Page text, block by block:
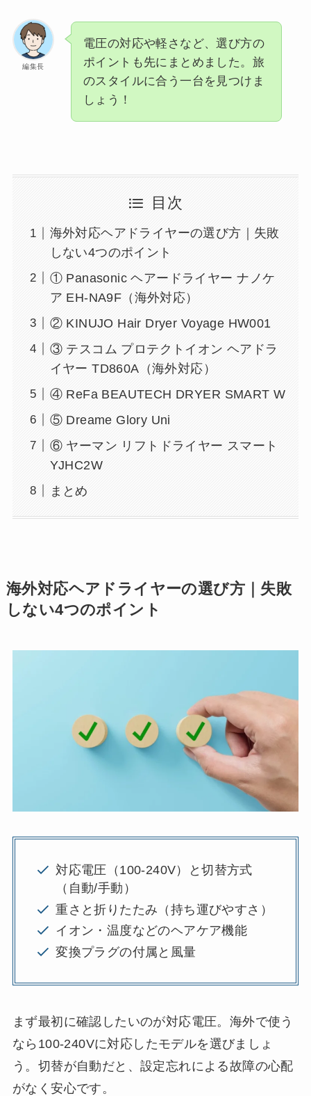
編集長
電圧の対応や軽さなど、選び方の
ポイントも先にまとめました。旅
のスタイルに合う一台を見つけま
しょう！
目次
海外対応ヘアドライヤーの選び方｜失敗
しない4つのポイント
① Panasonic ヘアードライヤー ナノケ
ア EH-NA9F（海外対応）
② KINUJO Hair Dryer Voyage HW001
③ テスコム プロテクトイオン ヘアドラ
イヤー TD860A（海外対応）
④ ReFa BEAUTECH DRYER SMART W
⑤ Dreame Glory Uni
⑥ ヤーマン リフトドライヤー スマート
YJHC2W
まとめ
海外対応ヘアドライヤーの選び方｜失敗
しない4つのポイント
対応電圧（100-240V）と切替方式
（自動/手動）
重さと折りたたみ（持ち運びやすさ）
イオン・温度などのヘアケア機能
変換プラグの付属と風量
まず最初に確認したいのが対応電圧。海外で使う
なら100-240Vに対応したモデルを選びましょ
う。切替が自動だと、設定忘れによる故障の心配
がなく安心です。